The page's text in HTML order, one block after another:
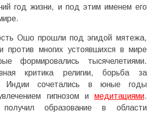
год жизни, и под этим именем его
Ошо прошли под эгидой мятежа,
против многих устоявшихся в мире
формировались тысячелетиями.
критика религии, борьба за
Индии сочетались в юные годы
гипнозом и медитациями.
образование в области